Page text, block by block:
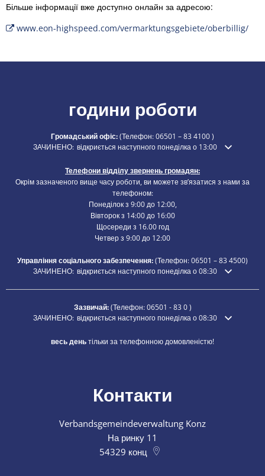
Більше інформації вже доступно онлайн за адресою:
www.eon-highspeed.com/vermarktungsgebiete/oberbillig/
години роботи
Громадський офіс:(Телефон:06501 – 83 4100)
Натисніть, щоб приховати додатковий час відкриття або закриття
ЗАЧИНЕНО: відкриється наступного понеділка о 13:00
Телефони відділу звернень громадян:
Окрім зазначеного вище часу роботи, ви можете зв’язатися з нами за
телефоном:
Понеділок з 9:00 до 12:00,
Вівторок з 14:00 до 16:00
Щосереди з 16.00 год
Четвер з 9:00 до 12:00
Управління соціального забезпечення:(Телефон:06501 – 834500)
Натисніть, щоб приховати додатковий час відкриття або закриття
ЗАЧИНЕНО: відкриється наступного понеділка о 08:30
Зазвичай:(Телефон:06501 - 83 0)
Натисніть, щоб приховати додатковий час відкриття або закриття
ЗАЧИНЕНО: відкриється наступного понеділка о 08:30
весь деньтільки за телефонною домовленістю!
Контакти
Verbandsgemeindeverwaltung Konz
На ринку 11
54329 конц